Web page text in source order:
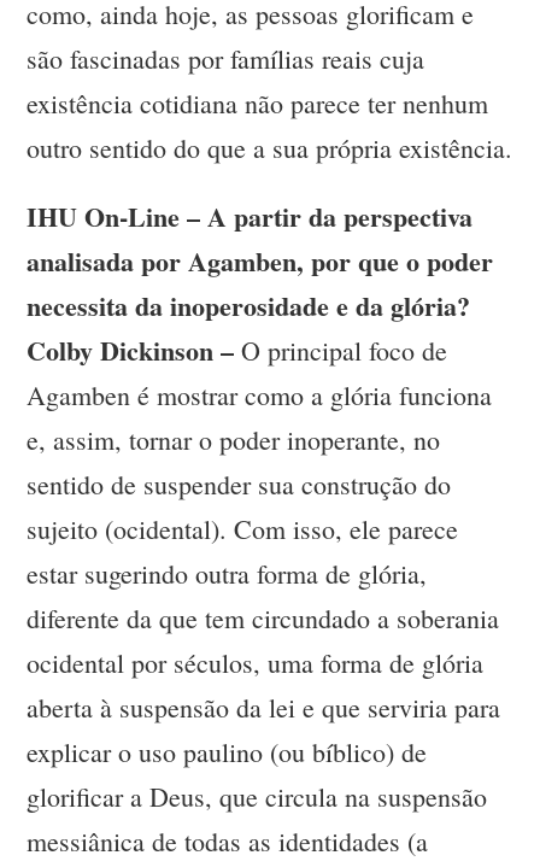
como, ainda hoje, as pessoas glorificam e
são fascinadas por famílias reais cuja
existência cotidiana não parece ter nenhum
outro sentido do que a sua própria existência.
IHU On-Line – A partir da perspectiva
analisada por Agamben, por que o poder
necessita da inoperosidade e da glória?
Colby Dickinson – O principal foco de
Agamben é mostrar como a glória funciona
e, assim, tornar o poder inoperante, no
sentido de suspender sua construção do
sujeito (ocidental). Com isso, ele parece
estar sugerindo outra forma de glória,
diferente da que tem circundado a soberania
ocidental por séculos, uma forma de glória
aberta à suspensão da lei e que serviria para
explicar o uso paulino (ou bíblico) de
glorificar a Deus, que circula na suspensão
messiânica de todas as identidades (a